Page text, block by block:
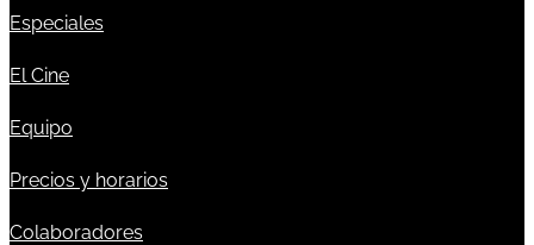
Especiales
El Cine
Equipo
Precios y horarios
Colaboradores